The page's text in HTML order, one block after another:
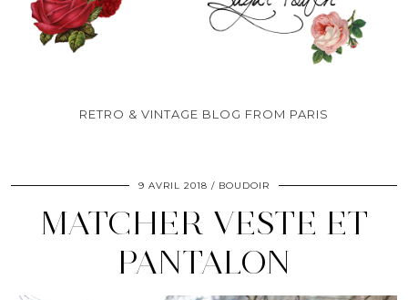
RETRO & VINTAGE BLOG FROM PARIS
9 AVRIL 2018 BOUDOIR
MATCHER VESTE ET
PANTALON